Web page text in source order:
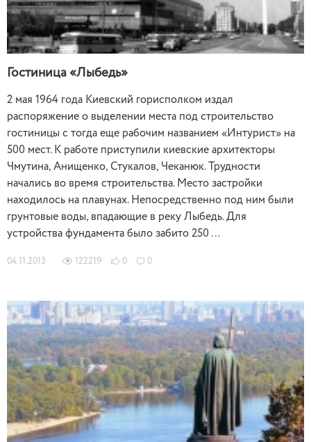
Гостиница «Лыбедь»
2 мая 1964 года Киевский горисполком издал
распоряжение о выделении места под строительство
гостиницы с тогда еще рабочим названием «Интурист» на
500 мест. К работе приступили киевские архитекторы
Чмутина, Анищенко, Стукалов, Чеканюк. Трудности
начались во время строительства. Место застройки
находилось на плавунах. Непосредственно под ним были
грунтовые воды, впадающие в реку Лыбедь. Для
устройства фундамента было забито 250 …
04.11.2013 122219 0 0